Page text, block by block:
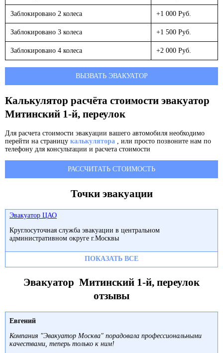
Заблокировано 2 колеса +1 000 Руб.
Заблокировано 3 колеса +1 500 Руб.
Заблокировано 4 колеса +2 000 Руб.
ВЫЗВАТЬ ЭВАКУАТОР
Калькулятор расчёта стоимости эвакуатор
Митинский 1-й, переулок
Для расчета стоимости эвакуации вашего автомобиля необходимо
перейти на страницу калькулятора , или просто позвоните нам по
телефону для консультации и расчета стоимости
РАССЧИТАТЬ СТОИМОСТЬ
Точки эвакуации
Эвакуатор ЦАО
Круглосуточная служба эвакуации в центральном
административном округе г.Москвы
ПОКАЗАТЬ ВСЕ
Эвакуатор Митинский 1-й, переулок
отзывы
Евгений
Компания "Эвакуатор Москва" порадовала профессиональными
качествами, теперь только к ним!